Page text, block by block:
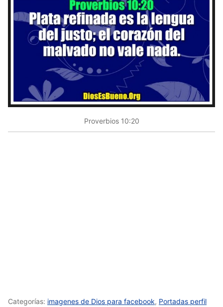
Proverbios 10:20
Categorías: imagenes de Dios para facebook, Portadas perfil